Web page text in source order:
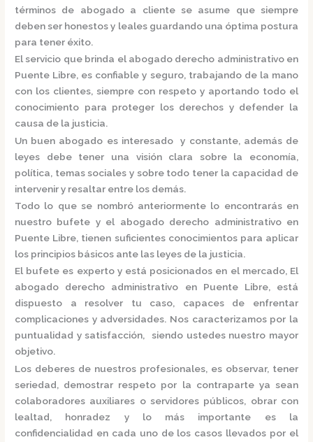
términos de abogado a cliente se asume que siempre
deben ser honestos y leales guardando una óptima postura
para tener éxito.
El servicio que brinda el abogado derecho administrativo en
Puente Libre, es confiable y seguro, trabajando de la mano
con los clientes, siempre con respeto y aportando todo el
conocimiento para proteger los derechos y defender la
causa de la justicia.
Un buen abogado es interesado y constante, además de
leyes debe tener una visión clara sobre la economía,
política, temas sociales y sobre todo tener la capacidad de
intervenir y resaltar entre los demás.
Todo lo que se nombró anteriormente lo encontrarás en
nuestro bufete y el abogado derecho administrativo en
Puente Libre, tienen suficientes conocimientos para aplicar
los principios básicos ante las leyes de la justicia.
El bufete es experto y está posicionados en el mercado, El
abogado derecho administrativo en Puente Libre, está
dispuesto a resolver tu caso, capaces de enfrentar
complicaciones y adversidades. Nos caracterizamos por la
puntualidad y satisfacción, siendo ustedes nuestro mayor
objetivo.
Los deberes de nuestros profesionales, es observar, tener
seriedad, demostrar respeto por la contraparte ya sean
colaboradores auxiliares o servidores públicos, obrar con
lealtad, honradez y lo más importante es la
confidencialidad en cada uno de los casos llevados por el